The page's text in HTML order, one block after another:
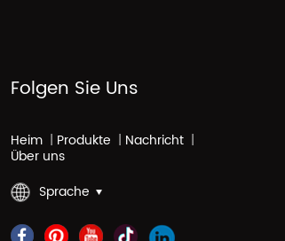
Folgen Sie Uns
Heim | Produkte | Nachricht |
Über uns
Sprache